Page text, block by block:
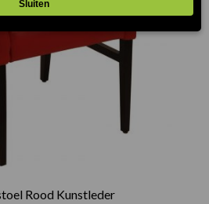
Rood Kunstleder